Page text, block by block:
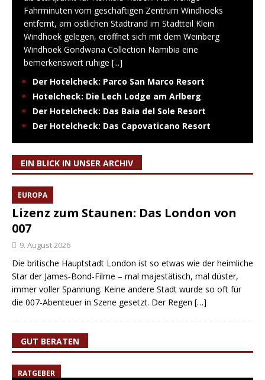
Fahrminuten vom geschäftigen Zentrum Windhoeks
entfernt, am östlichen Stadtrand im Stadtteil Klein
Windhoek gelegen, eröffnet sich mit dem Weinberg
Windhoek Gondwana Collection Namibia eine
bemerkenswert ruhige [...]
Der Hotelcheck: Parco San Marco Resort
Hotelcheck: Die Lech Lodge am Arlberg
Der Hotelcheck: Das Baia del Sole Resort
Der Hotelcheck: Das Capovaticano Resort
EIN BLICK IN UNSER ARCHIV
EUROPA
Lizenz zum Staunen: Das London von
007
9. August 2026
Die britische Hauptstadt London ist so etwas wie der heimliche
Star der James‑Bond‑Filme – mal majestätisch, mal düster,
immer voller Spannung. Keine andere Stadt wurde so oft für
die 007-Abenteuer in Szene gesetzt. Der Regen […]
GUT BERATEN
RATGEBER